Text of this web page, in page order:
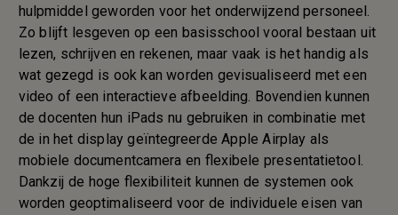
hulpmiddel geworden voor het onderwijzend personeel.
Zo blijft lesgeven op een basisschool vooral bestaan uit
lezen, schrijven en rekenen, maar vaak is het handig als
wat gezegd is ook kan worden gevisualiseerd met een
video of een interactieve afbeelding. Bovendien kunnen
de docenten hun iPads nu gebruiken in combinatie met
de in het display geïntegreerde Apple Airplay als
mobiele documentcamera en flexibele presentatietool.
Dankzij de hoge flexibiliteit kunnen de systemen ook
worden geoptimaliseerd voor de individuele eisen van